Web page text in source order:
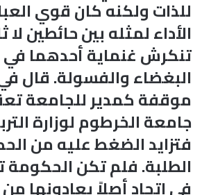
للذات ولكنه كان قوي
الأداء لمثله بين حائطين لا
تنكرش غنماية أحدهما في
البغضاء والفسولة. قال
موقفة كمدير للجامعة
فتزايد الضغط عليه من
الطلبة. فلم تكن
في اتحاد أصلاً يعادونها